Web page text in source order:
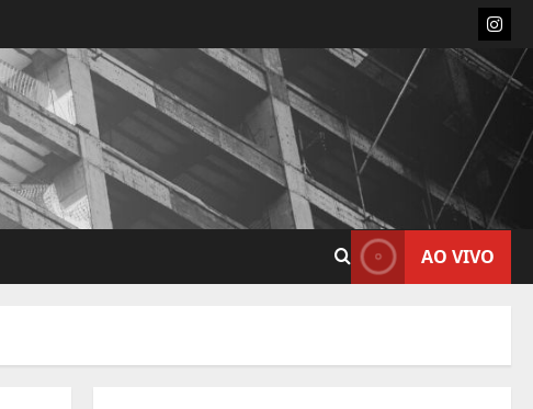
AO VIVO